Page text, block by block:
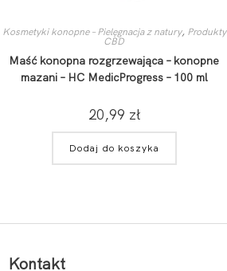
Kosmetyki konopne – Pielęgnacja z natury, Produkty
CBD
Maść konopna rozgrzewająca – konopne
mazani – HC MedicProgress – 100 ml
20,99 zł
Dodaj do koszyka
Kontakt